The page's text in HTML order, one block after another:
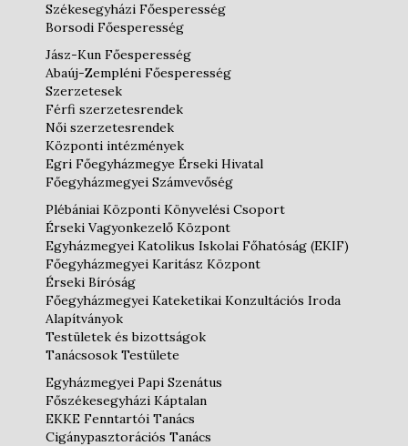
Székesegyházi Főesperesség
Borsodi Főesperesség
Jász-Kun Főesperesség
Abaúj-Zempléni Főesperesség
Szerzetesek
Férfi szerzetesrendek
Női szerzetesrendek
Központi intézmények
Egri Főegyházmegye Érseki Hivatal
Főegyházmegyei Számvevőség
Plébániai Központi Könyvelési Csoport
Érseki Vagyonkezelő Központ
Egyházmegyei Katolikus Iskolai Főhatóság (EKIF)
Főegyházmegyei Karitász Központ
Érseki Bíróság
Főegyházmegyei Kateketikai Konzultációs Iroda
Alapítványok
Testületek és bizottságok
Tanácsosok Testülete
Egyházmegyei Papi Szenátus
Főszékesegyházi Káptalan
EKKE Fenntartói Tanács
Cigánypasztorációs Tanács